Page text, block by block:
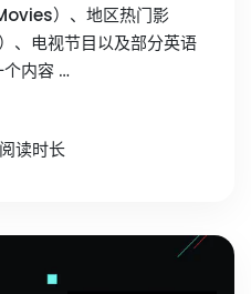
）、地区热门影
、电视节目以及部分英语
个内容 …
读时长